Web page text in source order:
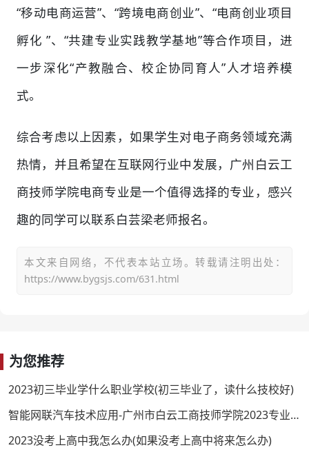
“移动电商运营”、“跨境电商创业”、“电商创业项目
孵化 ”、“共建专业实践教学基地”等合作项目，进
一步深化“产教融合、校企协同育人”人才培养模
式。
综合考虑以上因素，如果学生对电子商务领域充满
热情，并且希望在互联网行业中发展，广州白云工
商技师学院电商专业是一个值得选择的专业，感兴
趣的同学可以联系白芸梁老师报名。
本文来自网络，不代表本站立场。转载请注明出处：
https://www.bygsjs.com/631.html
为您推荐
2023初三毕业学什么职业学校(初三毕业了，读什么技校好)
智能网联汽车技术应用-广州市白云工商技师学院2023专业介绍
2023没考上高中我怎么办(如果没考上高中将来怎么办)